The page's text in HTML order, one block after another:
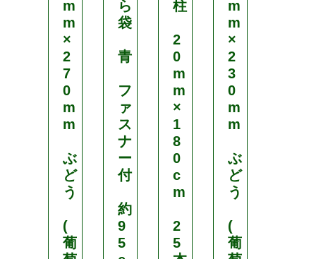
m
m
×
2
7
0
m
m
ぶ
ど
う
(
葡
ら
袋
青
フ
ァ
ス
ナ
ー
付
約
9
5
柱
2
0
m
m
×
1
8
0
c
m
2
5
m
m
×
2
3
0
m
m
ぶ
ど
う
(
葡